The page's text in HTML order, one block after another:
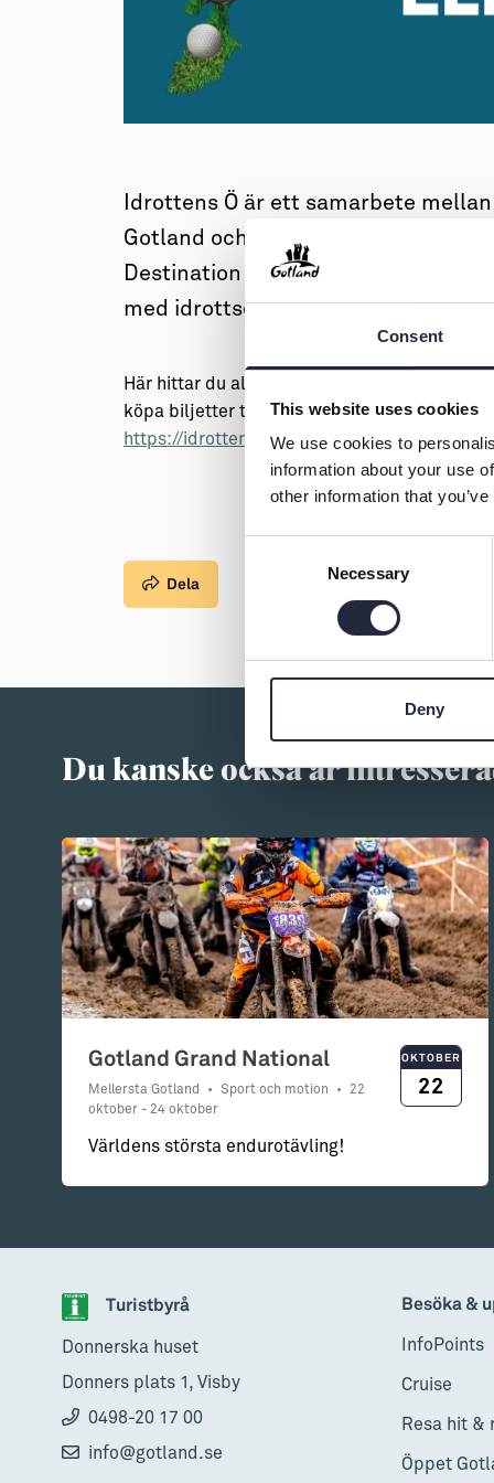
Consent
This website uses cookies
We use cookies to
information about your use
other information that
Necessary
Deny
Barn & Familj
Idrottens Ö är ett samarbete
Gotland och besöksnäringen på
Destination Gotland resor och
med idrottsevenemang, läger eller
Här hittar du alla idrottstävlingar,
köpa biljetter till nästa match. Gotland
https://idrottenso.se/
Dela
Du kanske också är
Gotland Grand National
Mellersta Gotland • Sport och motion •
22
oktober - 24 oktober
OKTOBER
22
Världens största endurotävling!
Turistbyrå
Donnerska huset
Donners plats 1, Visby
0498-20 17 00
info@gotland.se
Besöka &
InfoPoints
Cruise
Resa hit &
Öppet